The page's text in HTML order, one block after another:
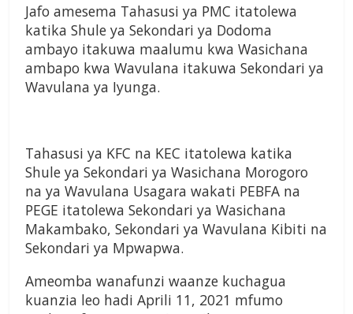
Jafo amesema Tahasusi ya PMC itatolewa
katika Shule ya Sekondari ya Dodoma
ambayo itakuwa maalumu kwa Wasichana
ambapo kwa Wavulana itakuwa Sekondari ya
Wavulana ya Iyunga.
Tahasusi ya KFC na KEC itatolewa katika
Shule ya Sekondari ya Wasichana Morogoro
na ya Wavulana Usagara wakati PEBFA na
PEGE itatolewa Sekondari ya Wasichana
Makambako, Sekondari ya Wavulana Kibiti na
Sekondari ya Mpwapwa.
Ameomba wanafunzi waanze kuchagua
kuanzia leo hadi Aprili 11, 2021 mfumo